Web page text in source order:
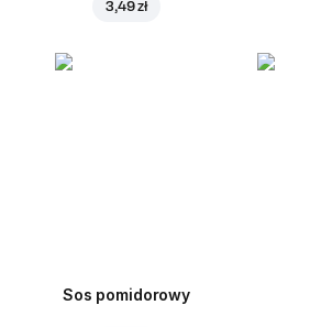
3,49 zł
Sos pomidorowy